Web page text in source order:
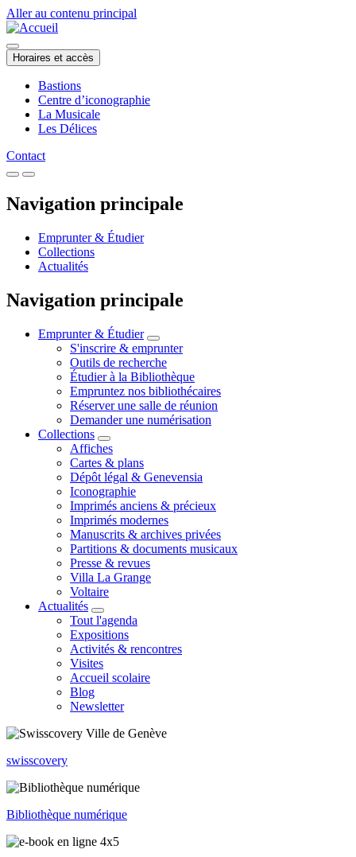
Aller au contenu principal
Horaires et accès
Bastions
Centre d’iconographie
La Musicale
Les Délices
Contact
Navigation principale
Emprunter & Étudier
Collections
Actualités
Navigation principale
Emprunter & Étudier
S'inscrire & emprunter
Outils de recherche
Étudier à la Bibliothèque
Empruntez nos bibliothécaires
Réserver une salle de réunion
Demander une numérisation
Collections
Affiches
Cartes & plans
Dépôt légal & Genevensia
Iconographie
Imprimés anciens & précieux
Imprimés modernes
Manuscrits & archives privées
Partitions & documents musicaux
Presse & revues
Villa La Grange
Voltaire
Actualités
Tout l'agenda
Expositions
Activités & rencontres
Visites
Accueil scolaire
Blog
Newsletter
swisscovery
Bibliothèque numérique